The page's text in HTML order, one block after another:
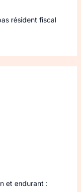
résident fiscal
et endurant :